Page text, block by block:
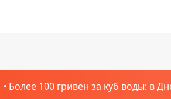
Более 100 гривен за куб воды: в